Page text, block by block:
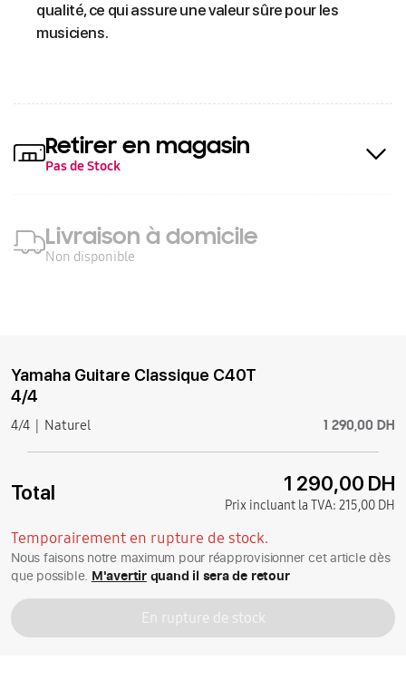
qualité, ce qui assure une valeur sûre pour les
musiciens.
Retirer en magasin
Pas de Stock
Livraison à domicile
Non disponible
Yamaha Guitare Classique C40T
4/4
4/4 Naturel 1 290,00 DH
Total 1 290,00 DH
Prix incluant la TVA: 215,00 DH
Temporairement en rupture de stock.
Nous faisons notre maximum pour réapprovisionner cet article dès
que possible. M'avertirquand il sera de retour
En rupture de stock